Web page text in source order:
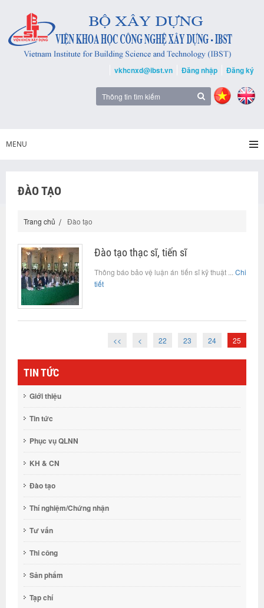
vkhcnxd@ibst.vn Đăng nhập Đăng ký
MENU
ĐÀO TẠO
Trang chủ Đào tạo
Đào tạo thạc sĩ, tiến sĩ
Thông báo bảo vệ luận án tiến sĩ kỹ thuật ... Chi
tiết
<< < 22 23 24 25
TIN TỨC
Giới thiệu
Tin tức
Phục vụ QLNN
KH & CN
Đào tạo
Thí nghiệm/Chứng nhận
Tư vấn
Thi công
Sản phẩm
Tạp chí